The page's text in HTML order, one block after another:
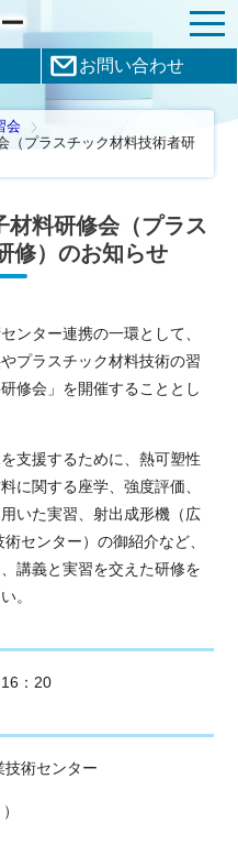
お問い合わせ
会
プラスチック材料技術者研
料研修会（プラス
修）のお知らせ
ンター連携の一環として、
プラスチック材料技術の習
修会」を開催することとし
支援するために、熱可塑性
に関する座学、強度評価、
いた実習、射出成形機（広
センター）の御紹介など、
講義と実習を交えた研修を
。
：20
技術センター